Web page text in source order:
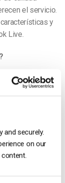
and securely.
on our
content.
el servicio.
y
Live.
usar
que hacen
es una
Simplemente